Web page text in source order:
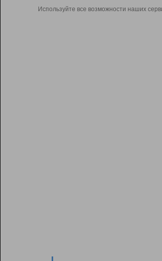
Используйте все возможности наших